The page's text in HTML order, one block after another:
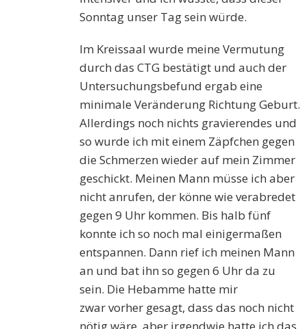
Sonntag unser Tag sein würde.
Im Kreissaal wurde meine Vermutung
durch das CTG bestätigt und auch der
Untersuchungsbefund ergab eine
minimale Veränderung Richtung Geburt.
Allerdings noch nichts gravierendes und
so wurde ich mit einem Zäpfchen gegen
die Schmerzen wieder auf mein Zimmer
geschickt. Meinen Mann müsse ich aber
nicht anrufen, der könne wie verabredet
gegen 9 Uhr kommen. Bis halb fünf
konnte ich so noch mal einigermaßen
entspannen. Dann rief ich meinen Mann
an und bat ihn so gegen 6 Uhr da zu
sein. Die Hebamme hatte mir
zwarvorher gesagt, dass das noch nicht